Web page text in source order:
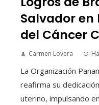
Salvador en
del Cáncer
Carmen Lovera
La Organización
reafirma su
uterino, impulsando